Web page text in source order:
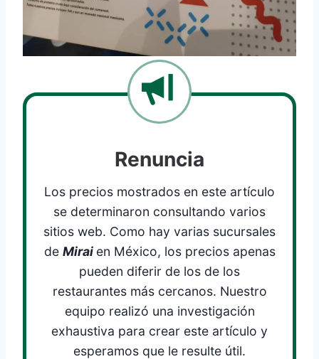
Renuncia
Los precios mostrados en este artículo
se determinaron consultando varios
sitios web. Como hay varias sucursales
de Mirai en México, los precios apenas
pueden diferir de los de los
restaurantes más cercanos. Nuestro
equipo realizó una investigación
exhaustiva para crear este artículo y
esperamos que le resulte útil.